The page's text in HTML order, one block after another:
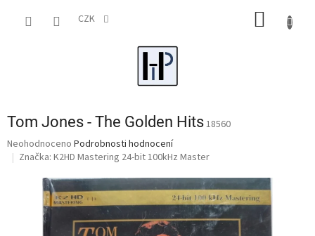
CZK
Tom Jones - The Golden Hits18560
Průměrné
hodnocení
Neohodnoceno Podrobnosti hodnocení
Značka: K2HD Mastering 24-bit 100kHz Master